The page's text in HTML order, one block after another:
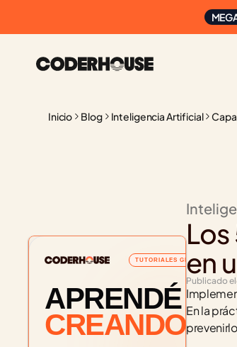
Inicio Blog Inteligencia Artificial
TUTORIALES GRATUITOS
APRENDÉ
CREANDO
Los
en
Publicado el
En la